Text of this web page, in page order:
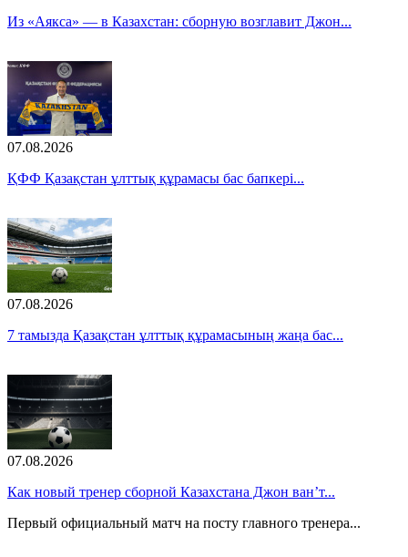
Из «Аякса» — в Казахстан: сборную возглавит Джон...
07.08.2026
ҚФФ Қазақстан ұлттық құрамасы бас бапкері...
07.08.2026
7 тамызда Қазақстан ұлттық құрамасының жаңа бас...
07.08.2026
Как новый тренер сборной Казахстана Джон ван’т...
Первый официальный матч на посту главного тренера...